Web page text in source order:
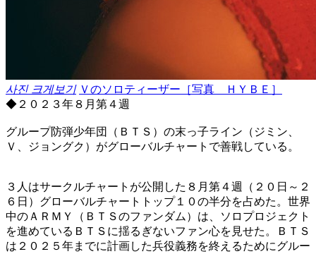
사진 크게보기 Ｖのソロティーザー［写真 ＨＹＢＥ］
◆２０２３年８月第４週
グループ防弾少年団（ＢＴＳ）の末っ子ライン（ジミン、
Ｖ、ジョングク）がグローバルチャートで善戦している。
３人はサークルチャートが公開した８月第４週（２０日～２
６日）グローバルチャートトップ１０の半分を占めた。世界
中のＡＲＭＹ（ＢＴＳのファンダム）は、ソロプロジェクト
を進めているＢＴＳに揺るぎないファン心を見せた。ＢＴＳ
は２０２５年までに計画した兵役義務を終えるためにグルー